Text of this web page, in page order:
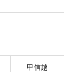
甲信越